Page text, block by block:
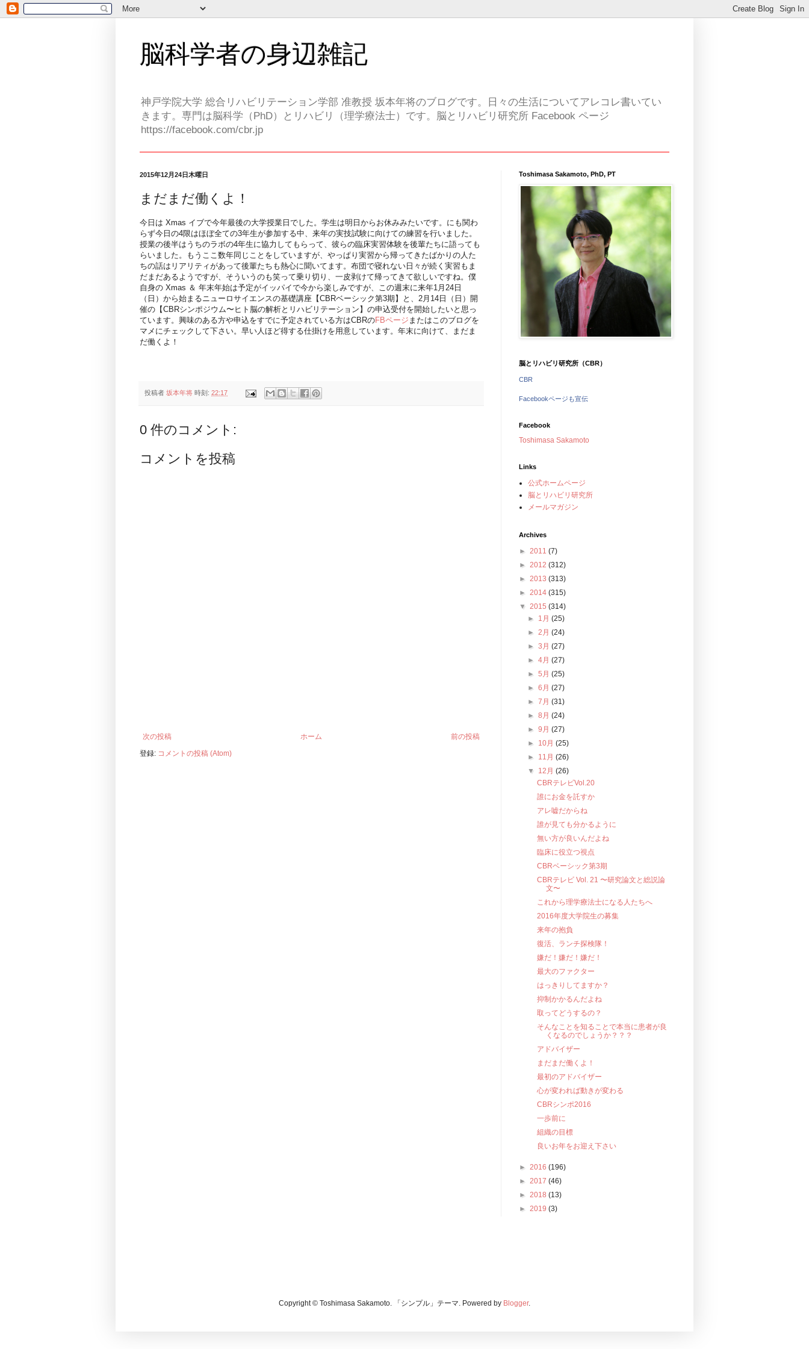
脳科学者の身辺雑記
神戸学院大学 総合リハビリテーション学部 准教授 坂本年将のブログです。日々の生活についてアレコレ書いてい
きます。専門は脳科学（PhD）とリハビリ（理学療法士）です。脳とリハビリ研究所 Facebook ページ
https://facebook.com/cbr.jp
2015年12月24日木曜日
まだまだ働くよ！
今日は Xmas イブで今年最後の大学授業日でした。学生は明日からお休みみたいです。にも関わ
らず今日の4限はほぼ全ての3年生が参加する中、来年の実技試験に向けての練習を行いました。
授業の後半はうちのラボの4年生に協力してもらって、彼らの臨床実習体験を後輩たちに語っても
らいました。もうここ数年同じことをしていますが、やっぱり実習から帰ってきたばかりの人た
ちの話はリアリティがあって後輩たちも熱心に聞いてます。布団で寝れない日々が続く実習もま
だまだあるようですが、そういうのも笑って乗り切り、一皮剥けて帰ってきて欲しいですね。僕
自身の Xmas ＆ 年末年始は予定がイッパイで今から楽しみですが、この週末に来年1月24日
（日）から始まるニューロサイエンスの基礎講座【CBRベーシック第3期】と、2月14日（日）開
催の【CBRシンポジウム〜ヒト脳の解析とリハビリテーション】の申込受付を開始したいと思っ
ています。興味のある方や申込をすでに予定されている方はCBRのFBページ またはこのブログを
マメにチェックして下さい。早い人ほど得する仕掛けを用意しています。年末に向けて、まだま
だ働くよ！
投稿者 坂本年将 時刻: 22:17
0 件のコメント:
コメントを投稿
次の投稿 前の投稿
ホーム
登録: コメントの投稿 (Atom)
Toshimasa Sakamoto, PhD, PT
脳とリハビリ研究所（CBR）
CBR
Facebookページも宣伝
Facebook
Toshimasa Sakamoto
Links
公式ホームページ
脳とリハビリ研究所
メールマガジン
Archives
► 2011 (7)
► 2012 (312)
► 2013 (313)
► 2014 (315)
▼ 2015 (314)
► 1月(25)
►2月(24)
►3月(27)
►4月(27)
►5月(25)
►6月(27)
►7月(31)
►8月(24)
►9月(27)
► 10月(25)
► 11月(26)
▼ 12月(26)
CBRテレビVol.20
誰にお金を託すか
アレ嘘だからね
誰が見ても分かるように
無い方が良いんだよね
臨床に役立つ視点
CBRベーシック第3期
CBRテレビ Vol. 21 〜研究論文と総説論
文〜
これから理学療法士になる人たちへ
2016年度大学院生の募集
来年の抱負
復活、ランチ探検隊！
嫌だ！嫌だ！嫌だ！
最大のファクター
はっきりしてますか？
抑制かかるんだよね
取ってどうするの？
そんなことを知ることで本当に患者が良
くなるのでしょうか？？？
アドバイザー
まだまだ働くよ！
最初のアドバイザー
心が変われば動きが変わる
CBRシンポ2016
一歩前に
組織の目標
良いお年をお迎え下さい
► 2016 (196)
► 2017 (46)
► 2018 (13)
► 2019 (3)
Copyright © Toshimasa Sakamoto. 「シンプル」テーマ. Powered by Blogger.